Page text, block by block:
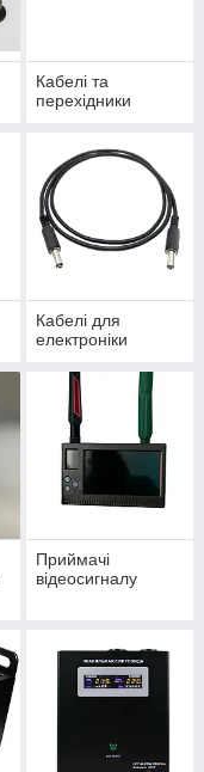
Кабелі та
перехідники
Кабелі для
електроніки
Приймачі
відеосигналу